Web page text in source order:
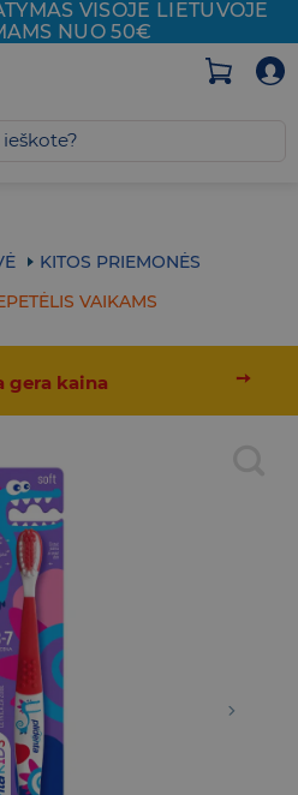
VISOJE LIETUVOJE
NUO 50€
KITOS PRIEMONĖS
VAIKAMS
➙
gera kaina